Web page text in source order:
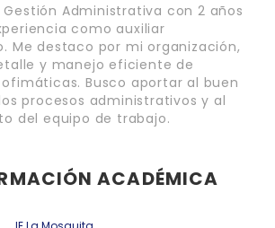
Administrativa con 2 años
como auxiliar
Me destaco por mi organización,
y manejo eficiente de
Busco aportar al buen
procesos administrativos y al
del equipo de trabajo.
ACADÉMICA